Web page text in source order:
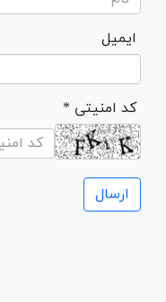
ایمیل
* کد امنیتی